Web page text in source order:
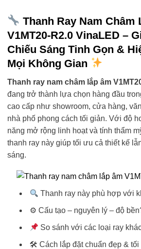
Thanh Ray Nam Châm
V1MT20-R2.0 VinaLED –
Chiếu Sáng Tinh Gọn &
Mọi Không Gian
Thanh ray nam châm lắp âm
đang trở thành lựa chọn hàng đầu
cao cấp như showroom, cửa hàng,
nhà phố phong cách tối giản. Với độ
năng mở rộng linh hoạt và tính thẩm
thanh ray này giúp tối ưu cả thiết kế
sáng.
Thanh ray này phù hợp với
⚙ Cấu tạo – nguyên lý – độ
So sánh với các loại ray
🛠 Cách lắp đặt chuẩn đẹp & tối